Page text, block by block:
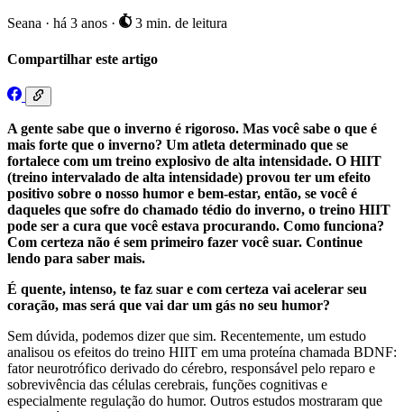
Seana · há 3 anos · 3 min. de leitura
Compartilhar este artigo
A gente sabe que o inverno é rigoroso. Mas você sabe o que é
mais forte que o inverno? Um atleta determinado que se
fortalece com um treino explosivo de alta intensidade. O HIIT
(treino intervalado de alta intensidade) provou ter um efeito
positivo sobre o nosso humor e bem-estar, então, se você é
daqueles que sofre do chamado tédio do inverno, o treino HIIT
pode ser a cura que você estava procurando. Como funciona?
Com certeza não é sem primeiro fazer você suar. Continue
lendo para saber mais.
É quente, intenso, te faz suar e com certeza vai acelerar seu
coração, mas será que vai dar um gás no seu humor?
Sem dúvida, podemos dizer que sim. Recentemente, um estudo
analisou os efeitos do treino HIIT em uma proteína chamada BDNF:
fator neurotrófico derivado do cérebro, responsável pelo reparo e
sobrevivência das células cerebrais, funções cognitivas e
especialmente regulação do humor. Outros estudos mostraram que